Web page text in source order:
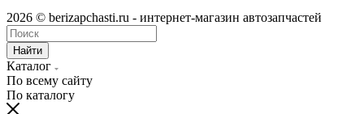
2026 © berizapchasti.ru - интернет-магазин автозапчастей
Найти
Каталог
По всему сайту
По каталогу